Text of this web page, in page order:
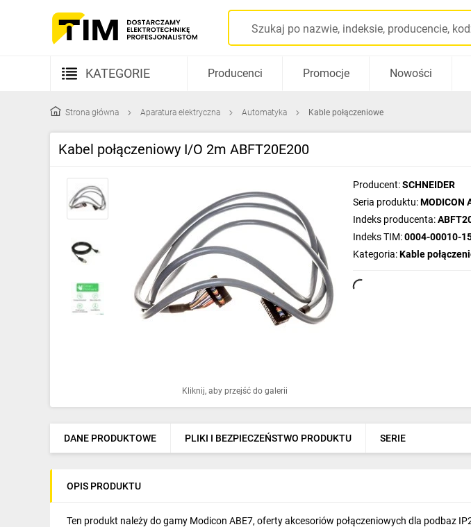
KATEGORIE
Kable i przewody
Rozdzielnice i obudowy
Elementy prowadzenia kabli
Gniazda i łączniki
Oprawy oświetleniowe
Ogrzewanie
Elektronarzędzia i mierniki
Napędy elektryczne
Producenci Promocje Nowości
Strona główna Aparatura elektryczna Automatyka Kable połączeniowe
Kabel połączeniowy I/O 2m ABFT20E200
Kliknij, aby przejść do galerii
Producent:SCHNEIDER
Seria produktu:MODICON
Indeks producenta:
Indeks TIM:0004-00010-
Kategoria:Kable
DANE PRODUKTOWE PLIKI I BEZPIECZEŃSTWO PRODUKTU SERIE
OPIS PRODUKTU
Ten produkt należy do gamy Modicon ABE7, oferty akcesoriów połączeniowych dla podbaz